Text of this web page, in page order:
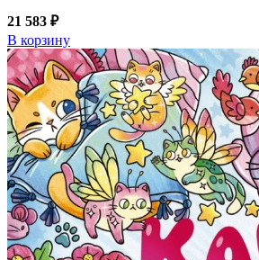
21 583 ₽
В корзину